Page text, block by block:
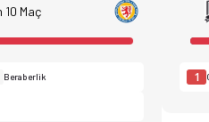
10 Maç
Beraberlik 1